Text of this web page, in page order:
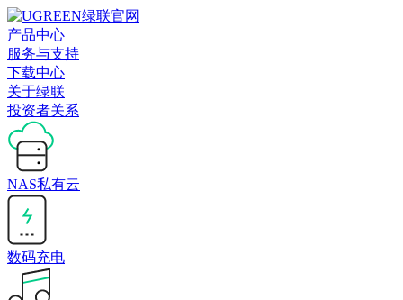
产品中心
服务与支持
下载中心
关于绿联
投资者关系
NAS私有云
数码充电